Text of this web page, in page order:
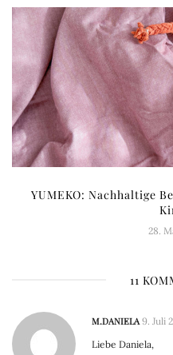
YUMEKO: Nachhaltige
28.
11
M.DANIELA 9. Juli
Liebe Daniela,